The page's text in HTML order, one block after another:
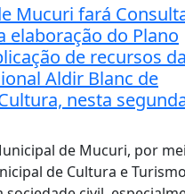
Mucuri fará
elaboração do Plano
de recursos da
Aldir Blanc de
nesta
de Mucuri, por
de Cultura e